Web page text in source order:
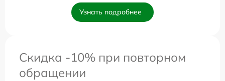
Узнать подробнее
Скидка -10% при повторном
обращении